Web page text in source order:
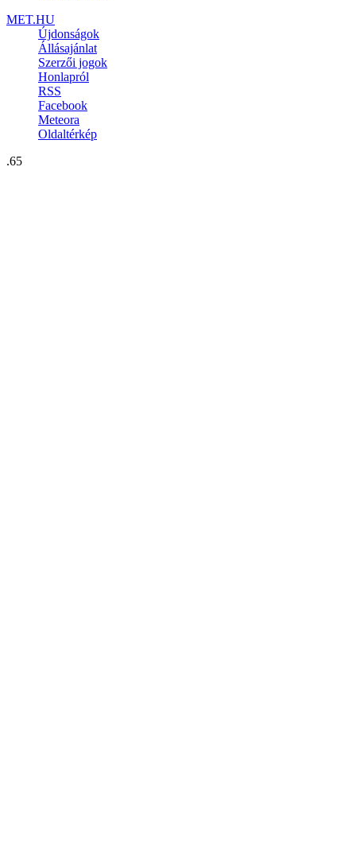
MET.HU
Újdonságok
Állásajánlat
Szerzői jogok
Honlapról
RSS
Facebook
Meteora
Oldaltérkép
.65